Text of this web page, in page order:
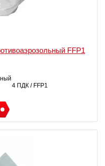
FFP1
4 ПДК / FFP1